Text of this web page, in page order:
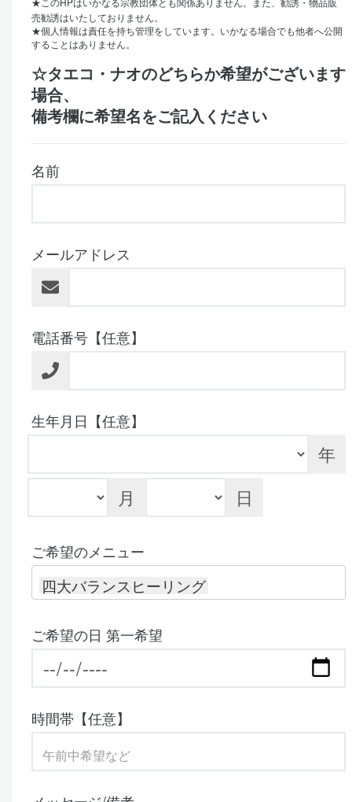
★この
はいかなる宗教団体とも関係ありません。また、勧誘・物品販
売勧誘はいたしておりません。
★個人情報は責任を持ち管理をしています。いかなる場合でも他者へ公開
することはありません。
☆タエコ・ナオのどちらか希望がございます
場合、
備考欄に希望名をご記入ください
名前
メールアドレス
電話番号【任意】
生年月日【任意】
年
月
日
ご希望のメニュー
四大バランスヒーリング
ご希望の日 第一希望
時間帯【任意】